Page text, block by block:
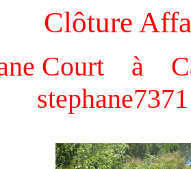
Clôture
Court à